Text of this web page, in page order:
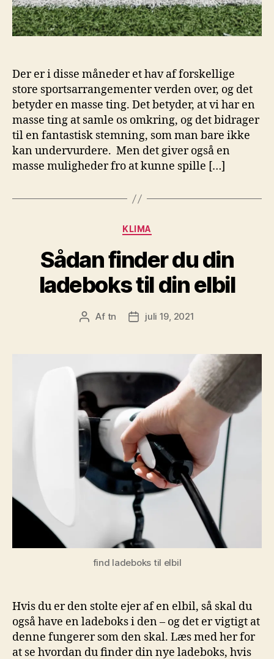
Der er i disse måneder et hav af forskellige
store sportsarrangementer verden over, og det
betyder en masse ting. Det betyder, at vi har en
masse ting at samle os omkring, og det bidrager
til en fantastisk stemning, som man bare ikke
kan undervurdere. Men det giver også en
masse muligheder fro at kunne spille […]
Kategorier
KLIMA
Sådan finder du din
ladeboks til din elbil
Indlægsforfatter
Af tn Indlægsdato
juli 19, 2021
find ladeboks til elbil
Hvis du er den stolte ejer af en elbil, så skal du
også have en ladeboks i den – og det er vigtigt at
denne fungerer som den skal. Læs med her for
at se hvordan du finder din nye ladeboks, hvis